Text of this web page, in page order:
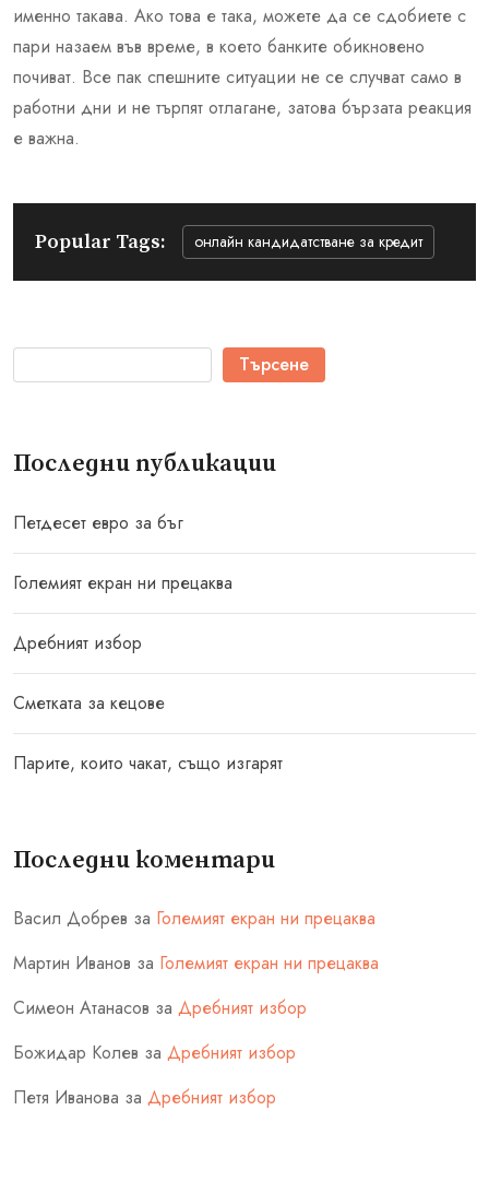
именно такава. Ако това е така, можете да се сдобиете с
пари назаем във време, в което банките обикновено
почиват. Все пак спешните ситуации не се случват само в
работни дни и не търпят отлагане, затова бързата реакция
е важна.
Popular Tags: онлайн кандидатстване за кредит
Търсене
Последни публикации
Петдесет евро за бъг
Големият екран ни прецаква
Дребният избор
Сметката за кецове
Парите, които чакат, също изгарят
Последни коментари
Васил Добрев за Големият екран ни прецаква
Мартин Иванов за Големият екран ни прецаква
Симеон Атанасов за Дребният избор
Божидар Колев за Дребният избор
Петя Иванова за Дребният избор